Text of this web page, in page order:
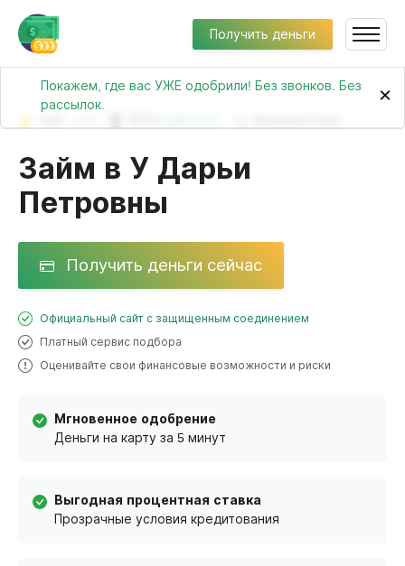
Получить деньги
Покажем, где вас УЖЕ одобрили! Без звонков. Без
рассылок.
×
Займ в У Дарьи
Петровны
Получить деньги сейчас
Официальный сайт с защищенным соединением
Платный сервис подбора
Оценивайте свои финансовые возможности и риски
Мгновенное одобрение
Деньги на карту за 5 минут
Выгодная процентная ставка
Прозрачные условия кредитования